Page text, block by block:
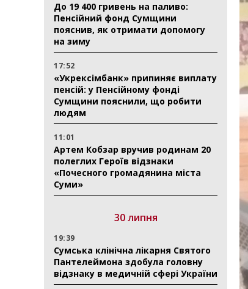
До 19 400 гривень на паливо:
Пенсійний фонд Сумщини
пояснив, як отримати допомогу
на зиму
17:52
«Укрексімбанк» припиняє виплату
пенсій: у Пенсійному фонді
Сумщини пояснили, що робити
людям
11:01
Артем Кобзар вручив родинам 20
полеглих Героїв відзнаки
«Почесного громадянина міста
Суми»
30 липня
19:39
Сумська клінічна лікарня Святого
Пантелеймона здобула головну
відзнаку в медичній сфері України